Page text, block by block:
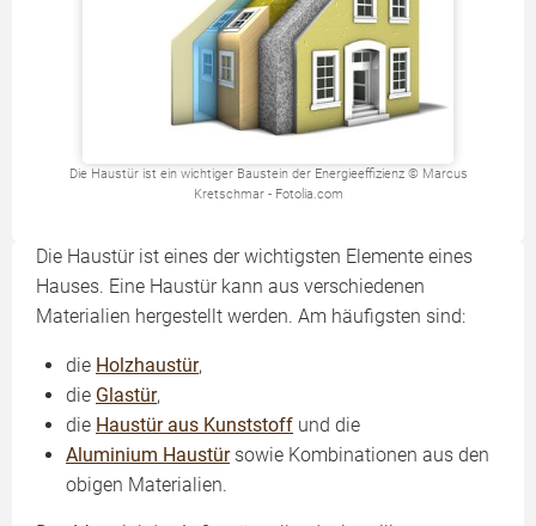
Die Haustür ist ein wichtiger Baustein der Energieeffizienz © Marcus
Kretschmar - Fotolia.com
Die Haustür ist eines der wichtigsten Elemente eines
Hauses. Eine Haustür kann aus verschiedenen
Materialien hergestellt werden. Am häufigsten sind:
die Holzhaustür,
die Glastür,
die Haustür aus Kunststoff und die
Aluminium Haustürsowie Kombinationen aus den
obigen Materialien.